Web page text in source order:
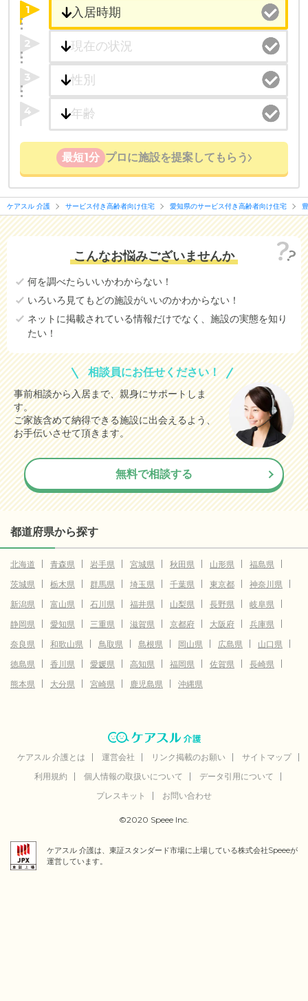
1
2
3
4
最短1分 プロに施設を提案してもらう
ケアスル 介護 サービス付き高齢者向け住宅 愛知県のサービス付き高齢者向け住宅
こんなお悩みございませんか
何を調べたらいいかわからない！
いろいろ見てもどの施設がいいのかわからない！
ネットに掲載されている情報だけでなく、施設の実態を知り
たい！
相談員にお任せください！
事前相談から入居まで、親身にサポートしま
す。
ご家族含めて納得できる施設に出会えるよう、
お手伝いさせて頂きます。
無料で相談する
都道府県から探す
北海道 青森県 岩手県 宮城県 秋田県 山形県
福島県
茨城県
栃木県 群馬県 埼玉県 千葉県 東京都
神奈川県
新潟県
富山県 石川県 福井県 山梨県 長野県
岐阜県
静岡県
愛知県 三重県 滋賀県 京都府 大阪府
兵庫県
奈良県
和歌山県 鳥取県 島根県 岡山県 広島県
山口県
徳島県
香川県 愛媛県 高知県 福岡県 佐賀県
長崎県
熊本県
大分県 宮崎県 鹿児島県 沖縄県
ケアスル 介護とは 運営会社 リンク掲載のお願い
サイトマップ
利用規約
個人情報の取扱いについて
データ引用について
プレスキット
お問い合わせ
©2020 Speee Inc.
ケアスル 介護は、東証スタンダード市場に上場している株式会社Speeeが
運営しています。